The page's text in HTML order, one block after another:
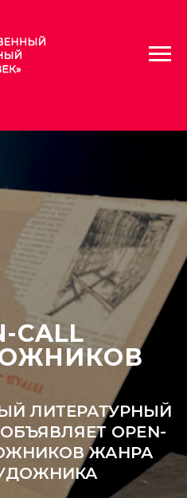
CALL
ЛИТЕРАТУРНЫЙ
OPEN-
ЖАНРА